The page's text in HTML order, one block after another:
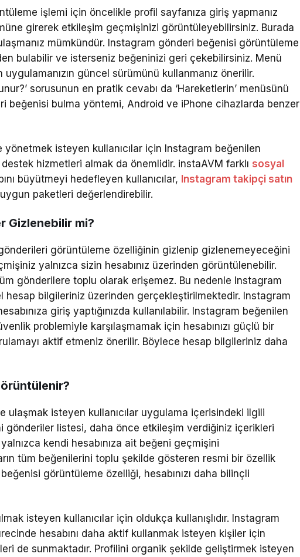
işlemi için öncelikle profil sayfanıza giriş yapmanız
girerek etkileşim geçmişinizi görüntüleyebilirsiniz. Burada
mümkündür. Instagram gönderi beğenisi görüntüleme
bulabilir ve isterseniz beğeninizi geri çekebilirsiniz. Menü
güncel sürümünü kullanmanız önerilir.
sorusunun en pratik cevabı da ‘Hareketlerin’ menüsünü
beğenisi bulma yöntemi, Android ve iPhone cihazlarda benzer
yönetmek isteyen kullanıcılar için Instagram beğenilen
hizmetleri almak da önemlidir. instaAVM farklı sosyal
büyütmeyi hedefleyen kullanıcılar, Instagram takipçi satın
paketleri değerlendirebilir.
Gizlenebilir mi?
görüntüleme özelliğinin gizlenip gizlenemeyeceğini
yalnızca sizin hesabınız üzerinden görüntülenebilir.
gönderilere toplu olarak erişemez. Bu nedenle Instagram
hesap bilgileriniz üzerinden gerçekleştirilmektedir. Instagram
giriş yaptığınızda kullanılabilir. Instagram beğenilen
problemiyle karşılaşmamak için hesabınızı güçlü bir
aktif etmeniz önerilir. Böylece hesap bilgileriniz daha
ulaşmak isteyen kullanıcılar uygulama içerisindeki ilgili
gönderiler listesi, daha önce etkileşim verdiğiniz içerikleri
kendi hesabınıza ait beğeni geçmişini
tüm beğenilerini toplu şekilde gösteren resmi bir özellik
görüntüleme özelliği, hesabınızı daha bilinçli
isteyen kullanıcılar için oldukça kullanışlıdır. Instagram
hesabını daha aktif kullanmak isteyen kişiler için
de sunmaktadır. Profilini organik şekilde geliştirmek isteyen